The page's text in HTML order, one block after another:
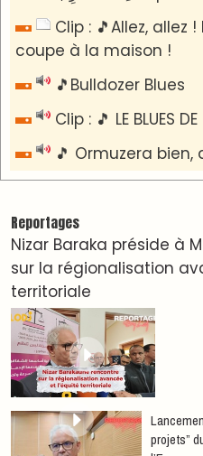
projets”
l’Eau
AGENDA CULTUREL
Nacim Haddad en
Nacim Haddad
du Nord s'éveille !
Nacim Haddad Ayta
date )
Hatim Ammor En
show Live Exceptionnel
YASSAR présente son
"LAMHAYAB" à Rabat